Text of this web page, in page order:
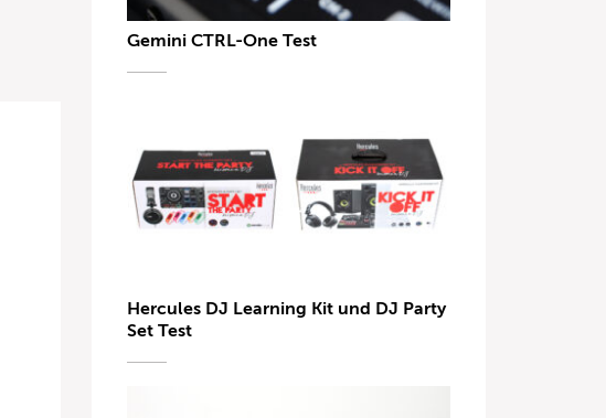
Gemini CTRL-One Test
Hercules DJ Learning Kit und DJ Party
Set Test